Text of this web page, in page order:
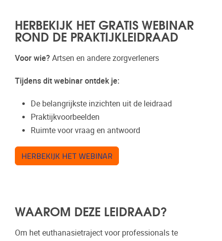
HERBEKIJK HET GRATIS WEBINAR
ROND DE PRAKTIJKLEIDRAAD
Voor wie? Artsen en andere zorgverleners
Tijdens dit webinar ontdek je:
De belangrijkste inzichten uit de leidraad
Praktijkvoorbeelden
Ruimte voor vraag en antwoord
HERBEKIJK HET WEBINAR
WAAROM DEZE LEIDRAAD?
Om het euthanasietraject voor professionals te